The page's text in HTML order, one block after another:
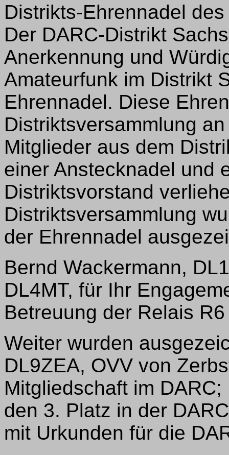
Distrikts-Ehrennadel
Der DARC-Distrikt
Anerkennung und
Amateurfunk im Distrikt
Ehrennadel. Diese
Distriktsversammlung
Mitglieder aus dem
einer Anstecknadel und
Distriktsvorstand
Distriktsversammlung
der Ehrennadel
Bernd Wackermann,
DL4MT, für Ihr
Betreuung der Relais
Weiter wurden
DL9ZEA, OVV von
Mitgliedschaft im
den 3. Platz in der
mit Urkunden für die